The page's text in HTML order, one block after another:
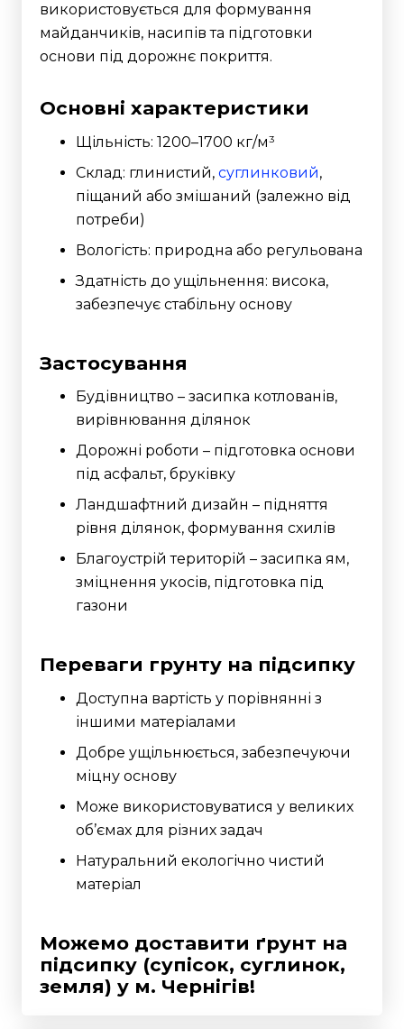
використовується для формування
майданчиків, насипів та підготовки
основи під дорожнє покриття.
Основні характеристики
Щільність: 1200–1700 кг/м³
Склад: глинистий, суглинковий,
піщаний або змішаний (залежно від
потреби)
Вологість: природна або регульована
Здатність до ущільнення: висока,
забезпечує стабільну основу
Застосування
Будівництво – засипка котлованів,
вирівнювання ділянок
Дорожні роботи – підготовка основи
під асфальт, бруківку
Ландшафтний дизайн – підняття
рівня ділянок, формування схилів
Благоустрій територій – засипка ям,
зміцнення укосів, підготовка під
газони
Переваги грунту на підсипку
Доступна вартість у порівнянні з
іншими матеріалами
Добре ущільнюється, забезпечуючи
міцну основу
Може використовуватися у великих
об’ємах для різних задач
Натуральний екологічно чистий
матеріал
Можемо доставити ґрунт на
підсипку (супісок, суглинок,
земля) у м. Чернігів!